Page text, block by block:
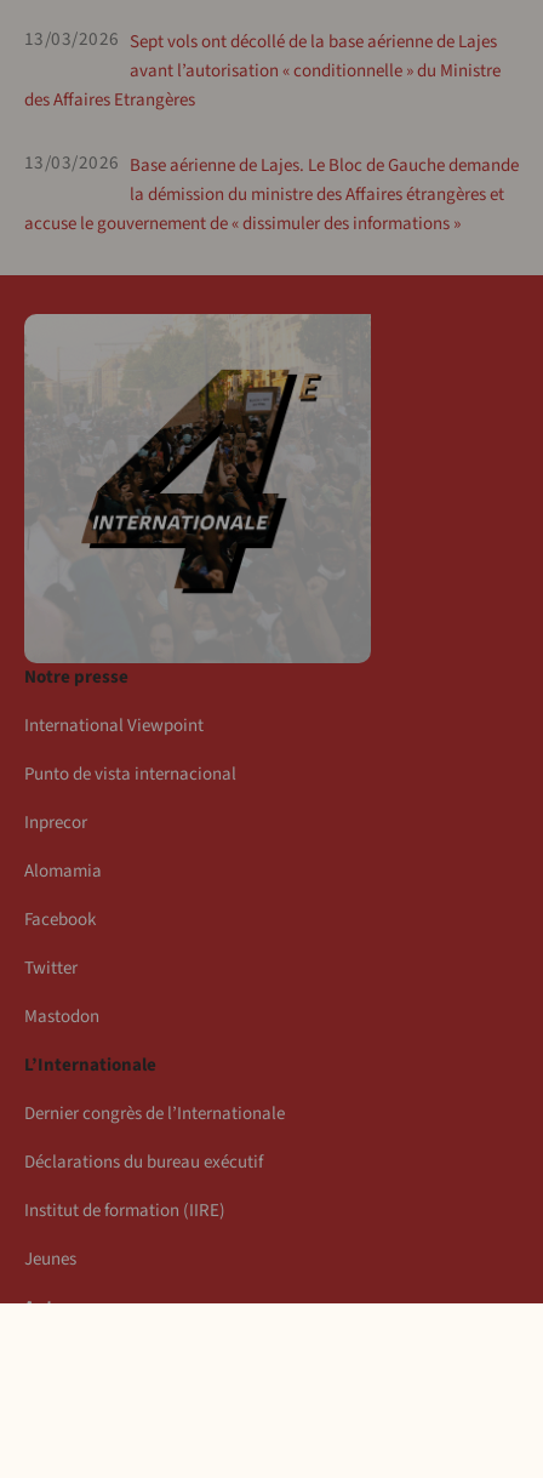
13/03/2026 Sept vols ont décollé de la base aérienne de Lajes
avant l’autorisation « conditionnelle » du Ministre
des Affaires Etrangères
13/03/2026 Base aérienne de Lajes. Le Bloc de Gauche demande
la démission du ministre des Affaires étrangères et
accuse le gouvernement de « dissimuler des informations »
Notre presse
International Viewpoint
Punto de vista internacional
Inprecor
Alomamia
Facebook
Twitter
Mastodon
L’Internationale
Dernier congrès de l’Internationale
Déclarations du bureau exécutif
Institut de formation (IIRE)
Jeunes
Auteurs